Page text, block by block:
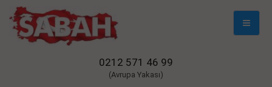
Mobil
0212 571 46 99
(Avrupa Yakası)